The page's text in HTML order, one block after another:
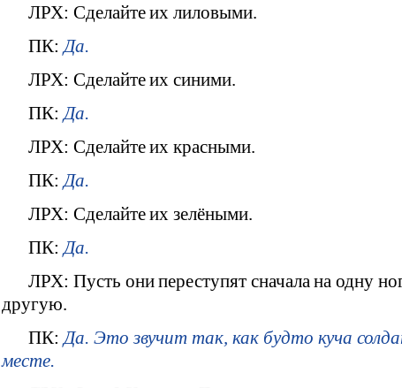
ЛРХ: Сделайте их лиловыми.
ПК: Да.
ЛРХ: Сделайте их синими.
ПК: Да.
ЛРХ: Сделайте их красными.
ПК: Да.
ЛРХ: Сделайте их зелёными.
ПК: Да.
ЛРХ: Пусть они переступят сначала на одну
другую.
ПК: Да. Это звучит так, как будто куча
месте.